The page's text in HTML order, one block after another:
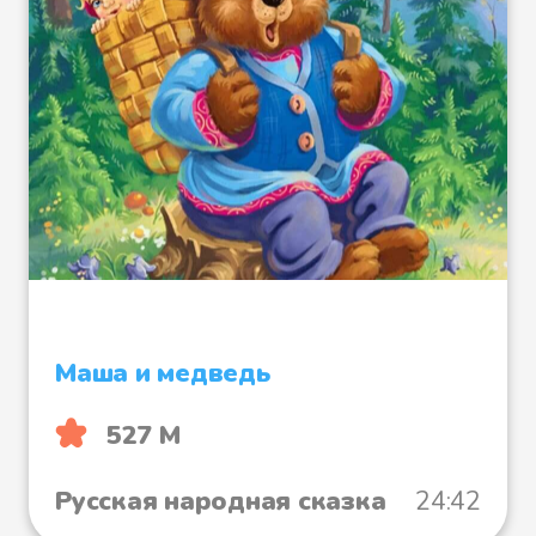
раскричался, пошёл сам козу
пасти. Пас, пас, досыта накормил
и домой погнал. А сам вперёд
побежал, сел у ворот да
спрашивает:
— Коза моя , коза, чёрные глаза,
кривая нога, острые рога,
Маша и медведь
527 М
Русская народная сказка
24:42